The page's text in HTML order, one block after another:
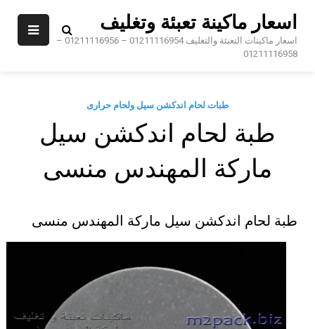
اسعار ماكينة تعبئة وتغليف
اسعار ماكينات التعبئة والتغليف 01211116954 – 01211116956 –
01211116958
طبات لحام اندكشن سيل ولحام حرارى
طبة لحام اندكشن سيل
ماركة المهندس منسى
طبة لحام اندكشن سيل ماركة المهندس منسى